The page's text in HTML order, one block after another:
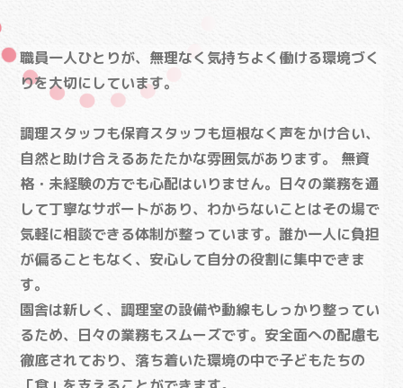
職員一人ひとりが、無理なく気持ちよく働ける環境づく
りを大切にしています。
調理スタッフも保育スタッフも垣根なく声をかけ合い、
自然と助け合えるあたたかな雰囲気があります。 無資
格・未経験の方でも心配はいりません。日々の業務を通
して丁寧なサポートがあり、わからないことはその場で
気軽に相談できる体制が整っています。誰か一人に負担
が偏ることもなく、安心して自分の役割に集中できま
す。
園舎は新しく、調理室の設備や動線もしっかり整ってい
るため、日々の業務もスムーズです。安全面への配慮も
徹底されており、落ち着いた環境の中で子どもたちの